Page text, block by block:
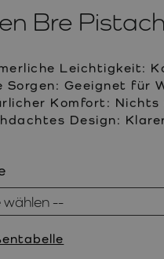
Bre
Leichtigkeit:
Sorgen: Geeignet für
Komfort:
Design: